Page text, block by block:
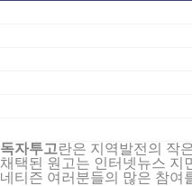
독자투고 란은 지역발전의 작
채택된 원고는 인터넷뉴스 지
네티즌 여러분들의 많은 참여